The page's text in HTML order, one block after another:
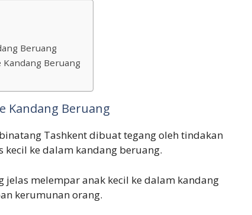
Beruang
Beruang
Kandang Beruang
Tashkent dibuat tegang oleh tindakan
ke dalam kandang beruang.
jelas melempar anak kecil ke dalam kandang
kerumunan orang.